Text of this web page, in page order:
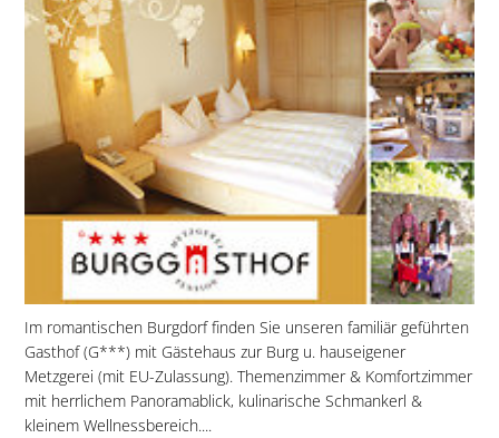
Im romantischen Burgdorf finden Sie unseren familiär geführten
Gasthof (G***) mit Gästehaus zur Burg u. hauseigener
Metzgerei (mit EU-Zulassung). Themenzimmer & Komfortzimmer
mit herrlichem Panoramablick, kulinarische Schmankerl &
kleinem Wellnessbereich....